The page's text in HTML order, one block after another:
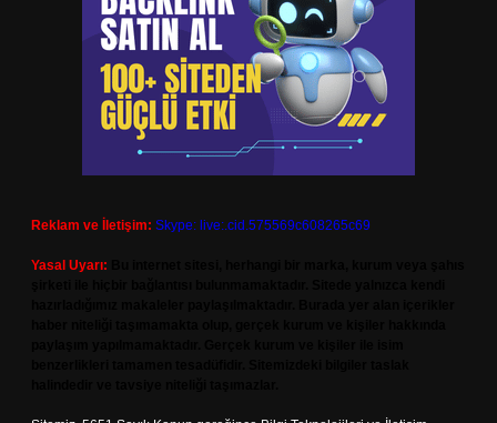
Reklam ve İletişim: Skype: live:.cid.575569c608265c69
Yasal Uyarı: